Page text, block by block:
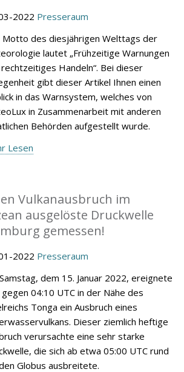
2022 Presseraum
Motto des diesjährigen Welttags der
lautet „Frühzeitige Warnungen
Handeln“. Bei dieser
gibt dieser Artikel Ihnen einen
in das Warnsystem, welches von
in Zusammenarbeit mit anderen
Behörden aufgestellt wurde.
Lesen
Vulkanausbruch im
ausgelöste Druckwelle
gemessen!
2022 Presseraum
dem 15. Januar 2022, ereignete
gegen 04:10 UTC in der Nähe des
Tonga ein Ausbruch eines
Dieser ziemlich heftige
verursachte eine sehr starke
die sich ab etwa 05:00 UTC rund
Globus ausbreitete.